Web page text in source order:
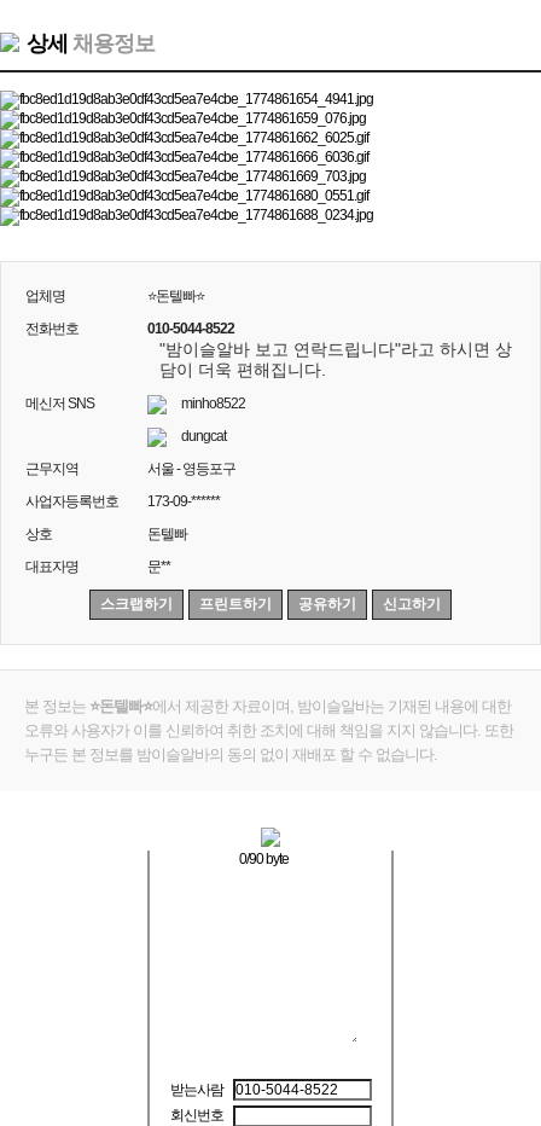
상세 채용정보
업체명
⭐돈텔빠⭐
전화번호
010-5044-8522
"밤이슬알바 보고 연락드립니다"라고 하시면 상
담이 더욱 편해집니다.
메신저 SNS
minho8522
dungcat
근무지역
서울 - 영등포구
사업자등록번호
173-09-******
상호
돈텔빠
대표자명
문**
스크랩하기 프린트하기 공유하기 신고하기
본 정보는 ⭐돈텔빠⭐에서 제공한 자료이며, 밤이슬알바는 기재된 내용에 대한
오류와 사용자가 이를 신뢰하여 취한 조치에 대해 책임을 지지 않습니다. 또한
누구든 본 정보를 밤이슬알바의 동의 없이 재배포 할 수 없습니다.
0/90 byte
받는사람
회신번호